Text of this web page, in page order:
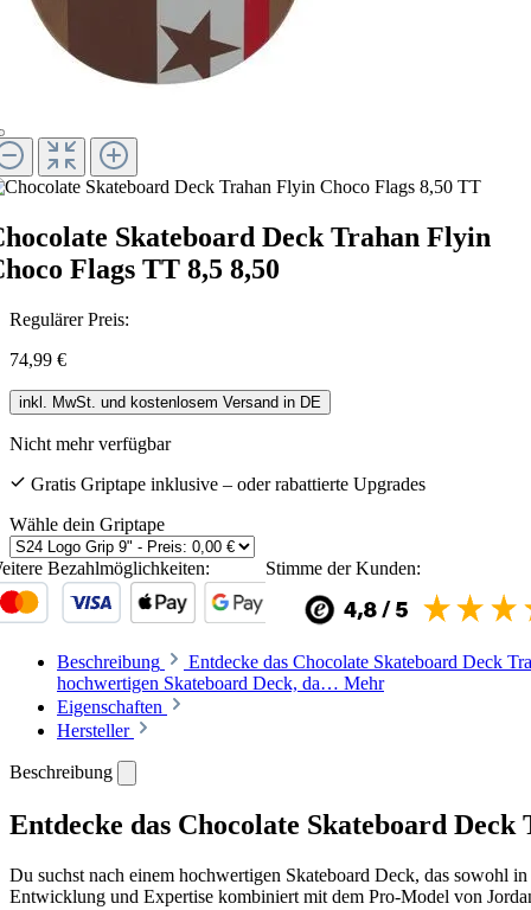
Skateboard Deck Trahan Flyin
Flags TT 8,5 8,50
Regulärer Preis:
74,99 €
inkl. MwSt. und kostenlosem Versand in DE
Nicht mehr verfügbar
Gratis Griptape inklusive – oder rabattierte Upgrades
Wähle dein Griptape
Bezahlmöglichkeiten: Stimme der Kunden:
Beschreibung
Entdecke das Chocolate Skateboard Deck
hochwertigen Skateboard Deck, da… Mehr
Eigenschaften
Hersteller
Beschreibung
Entdecke das Chocolate Skateboard
Du suchst nach einem hochwertigen Skateboard Deck, das sowohl
Entwicklung und Expertise kombiniert mit dem Pro-Model von